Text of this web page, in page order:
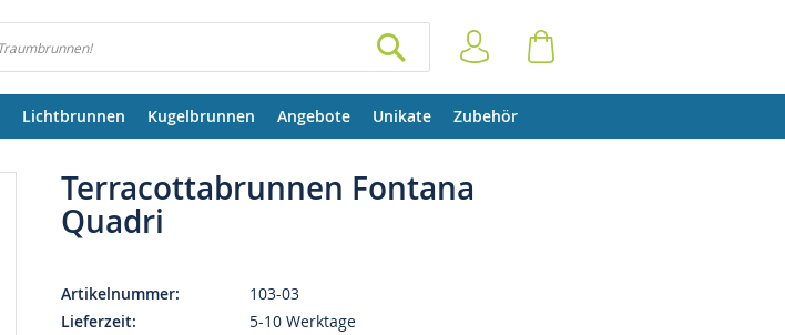
Anmelden
Lichtbrunnen Kugelbrunnen Angebote Unikate Zubehör
Terracottabrunnen Fontana
Quadri
Artikelnummer
103-03
Lieferzeit
5-10 Werktage